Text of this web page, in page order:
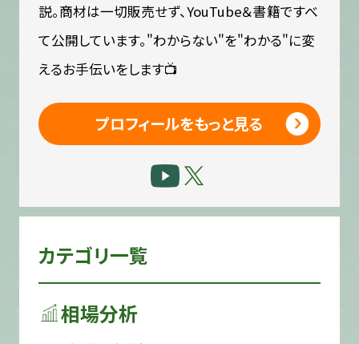
説。商材は一切販売せず、YouTube＆書籍ですべ
て公開しています。"わからない"を"わかる"に変
えるお手伝いをします📺
プロフィールをもっと見る
カテゴリ一覧
相場分析